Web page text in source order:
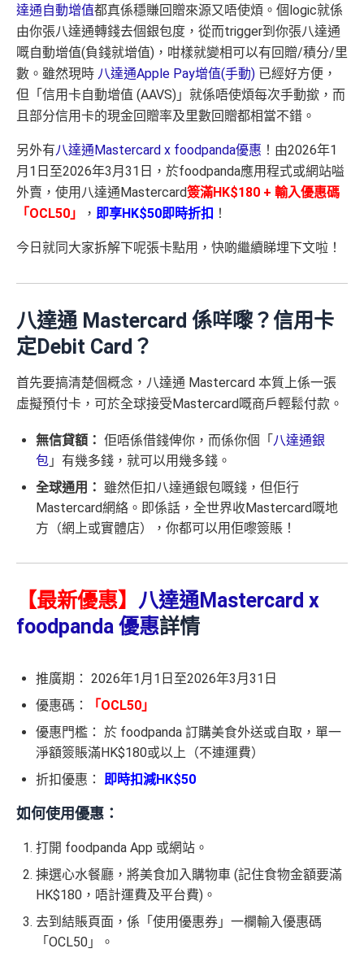
達通自動增值都真係穩賺回贈來源又唔使煩。個logic就係
由你張八達通轉錢去個銀包度，從而trigger到你張八達通
嘅自動增值(負錢就增值)，咁樣就變相可以有回贈/積分/里
數。雖然現時 八達通Apple Pay增值(手動) 已經好方便，
但「信用卡自動增值 (AAVS)」就係唔使煩每次手動撳，而
且部分信用卡的現金回贈率及里數回贈都相當不錯。
另外有八達通Mastercard x foodpanda優惠 ！由2026年1
月1日至2026年3月31日，於foodpanda應用程式或網站嗌
外賣，使用八達通Mastercard簽滿HK$180 + 輸入優惠碼
「OCL50」
， 即享HK$50即時折扣 ！
今日就同大家拆解下呢張卡點用，快啲繼續睇埋下文啦！
八達通 Mastercard 係咩嚟？信用卡
定Debit Card？
首先要搞清楚個概念，八達通 Mastercard 本質上係一張
虛擬預付卡，可於全球接受Mastercard嘅商戶輕鬆付款。
無信貸額： 佢唔係借錢俾你，而係你個「 八達通銀
包 」有幾多錢，就可以用幾多錢。
全球通用： 雖然佢扣八達通銀包嘅錢，但佢行
Mastercard網絡。即係話，全世界收Mastercard嘅地
方（網上或實體店），你都可以用佢嚟簽賬！
【最新優惠】 八達通Mastercard x
foodpanda 優惠詳情
推廣期： 2026年1月1日至2026年3月31日
優惠碼：
「OCL50」
優惠門檻： 於 foodpanda 訂購美食外送或自取，單一
淨額簽賬滿HK$180或以上（不連運費）
折扣優惠：
即時扣減HK$50
如何使用優惠：
打開 foodpanda App 或網站。
揀選心水餐廳，將美食加入購物車 (記住食物金額要滿
HK$180，唔計運費及平台費)。
去到結賬頁面，係「使用優惠券」一欄輸入優惠碼
「OCL50」。